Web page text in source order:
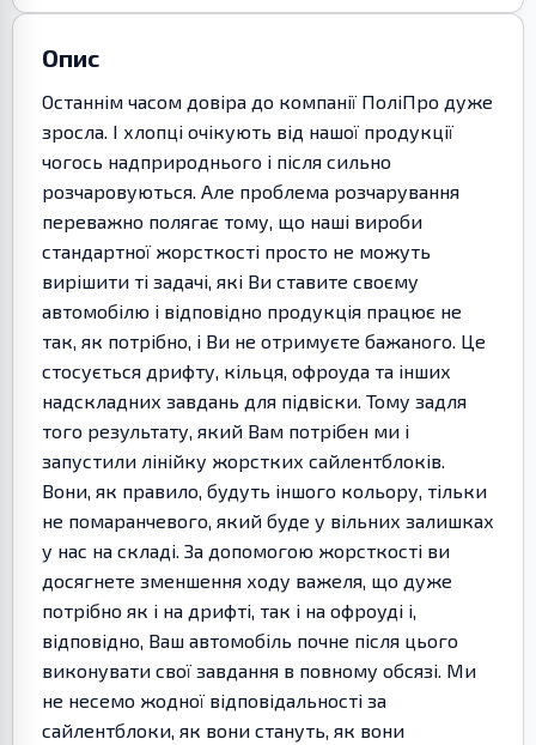
Опис
Останнім часом довіра до компанії ПоліПро дуже
зросла. І хлопці очікують від нашої продукції
чогось надприроднього і після сильно
розчаровуються. Але проблема розчарування
переважно полягає тому, що наші вироби
стандартної жорсткості просто не можуть
вирішити ті задачі, які Ви ставите своєму
автомобілю і відповідно продукція працює не
так, як потрібно, і Ви не отримуєте бажаного. Це
стосується дрифту, кільця, офроуда та інших
надскладних завдань для підвіски. Тому задля
того результату, який Вам потрібен ми і
запустили лінійку жорстких сайлентблоків.
Вони, як правило, будуть іншого кольору, тільки
не помаранчевого, який буде у вільних залишках
у нас на складі. За допомогою жорсткості ви
досягнете зменшення ходу важеля, що дуже
потрібно як і на дрифті, так і на офроуді і,
відповідно, Ваш автомобіль почне після цього
виконувати свої завдання в повному обсязі. Ми
не несемо жодної відповідальності за
сайлентблоки, як вони стануть, як вони